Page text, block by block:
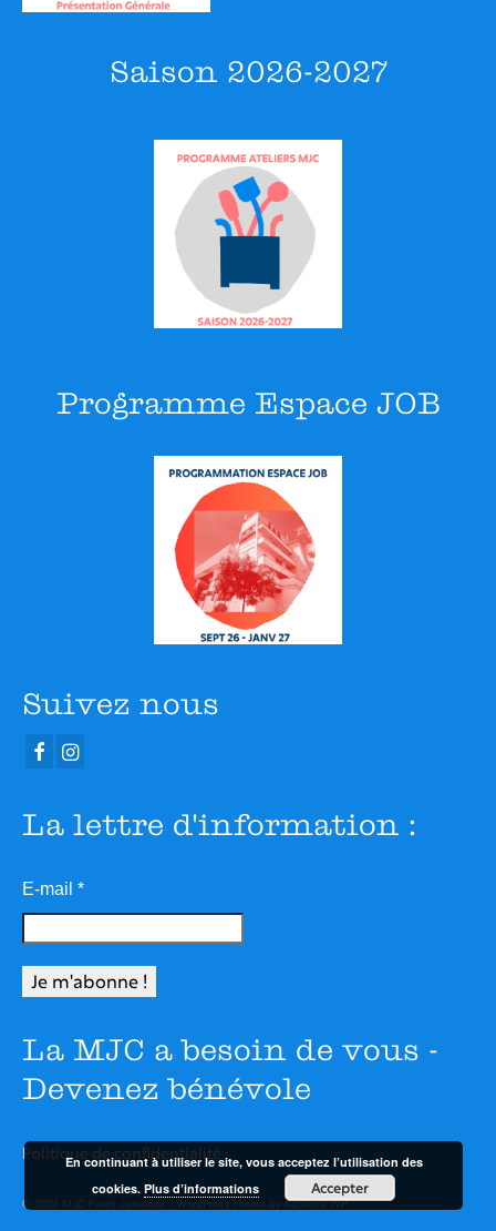
Saison 2026-2027
Programme Espace JOB
Suivez nous
La lettre d'information :
E-mail *
La MJC a besoin de vous -
Devenez bénévole
Politique de confidentialité
© 2026 MJC Ponts Jumeaux - WordPress Theme by Kadence WP
En continuant à utiliser le site, vous acceptez l’utilisation des
cookies.Plus d’informations Accepter